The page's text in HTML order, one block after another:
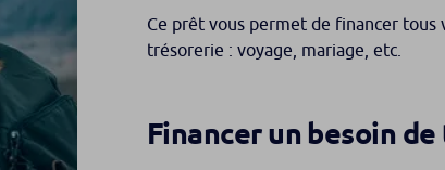
Ce prêt vous permet de financer tous
trésorerie : voyage, mariage, etc.
Financer un besoin